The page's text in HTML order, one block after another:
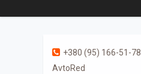
+380 (95) 166-51-78
AvtoRed